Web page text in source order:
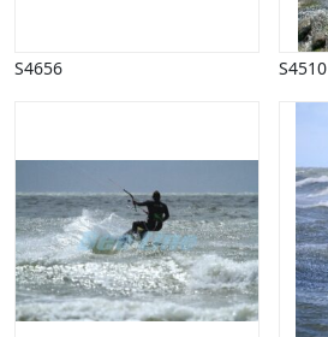
S4656 S4510